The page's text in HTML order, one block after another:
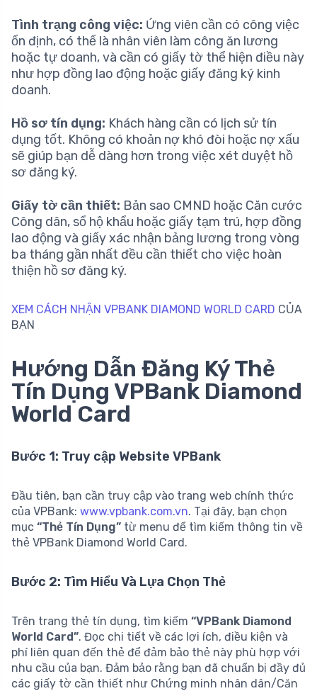
Tình trạng công việc: Ứng viên cần có công việc
ổn định, có thể là nhân viên làm công ăn lương
hoặc tự doanh, và cần có giấy tờ thể hiện điều này
như hợp đồng lao động hoặc giấy đăng ký kinh
doanh.
Hồ sơ tín dụng: Khách hàng cần có lịch sử tín
dụng tốt. Không có khoản nợ khó đòi hoặc nợ xấu
sẽ giúp bạn dễ dàng hơn trong việc xét duyệt hồ
sơ đăng ký.
Giấy tờ cần thiết: Bản sao CMND hoặc Căn cước
Công dân, sổ hộ khẩu hoặc giấy tạm trú, hợp đồng
lao động và giấy xác nhận bảng lương trong vòng
ba tháng gần nhất đều cần thiết cho việc hoàn
thiện hồ sơ đăng ký.
XEM CÁCH NHẬN VPBANK DIAMOND WORLD CARD CỦA
BẠN
Hướng Dẫn Đăng Ký Thẻ
Tín Dụng VPBank Diamond
World Card
Bước 1: Truy cập Website VPBank
Đầu tiên, bạn cần truy cập vào trang web chính thức
của VPBank: www.vpbank.com.vn. Tại đây, bạn chọn
mục “Thẻ Tín Dụng” từ menu để tìm kiếm thông tin về
thẻ VPBank Diamond World Card.
Bước 2: Tìm Hiểu Và Lựa Chọn Thẻ
Trên trang thẻ tín dụng, tìm kiếm “VPBank Diamond
World Card”. Đọc chi tiết về các lợi ích, điều kiện và
phí liên quan đến thẻ để đảm bảo thẻ này phù hợp với
nhu cầu của bạn. Đảm bảo rằng bạn đã chuẩn bị đầy đủ
các giấy tờ cần thiết như Chứng minh nhân dân/Căn